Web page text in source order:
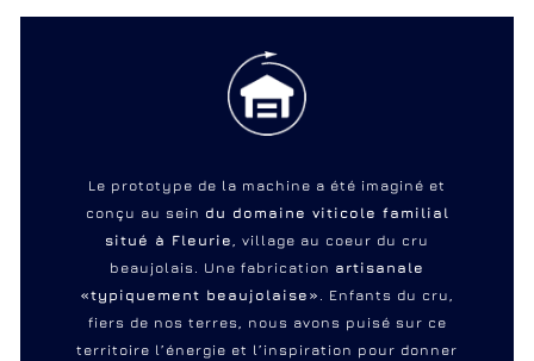
Le prototype de la machine a été imaginé et
conçu au sein du domaine viticole familial
situé à Fleurie
, village au coeur du cru
beaujolais. Une fabrication artisanale
«typiquement beaujolaise»
. Enfants du cru,
fiers de nos terres, nous avons puisé sur ce
territoire l’énergie et l’inspiration pour donner